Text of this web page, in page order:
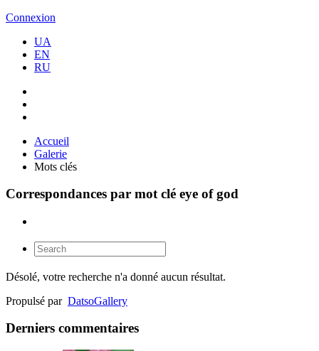
Connexion
UA
EN
RU
Accueil
Galerie
Mots clés
Correspondances par mot clé eye of god
Désolé, votre recherche n'a donné aucun résultat.
Propulsé par DatsoGallery
Derniers commentaires